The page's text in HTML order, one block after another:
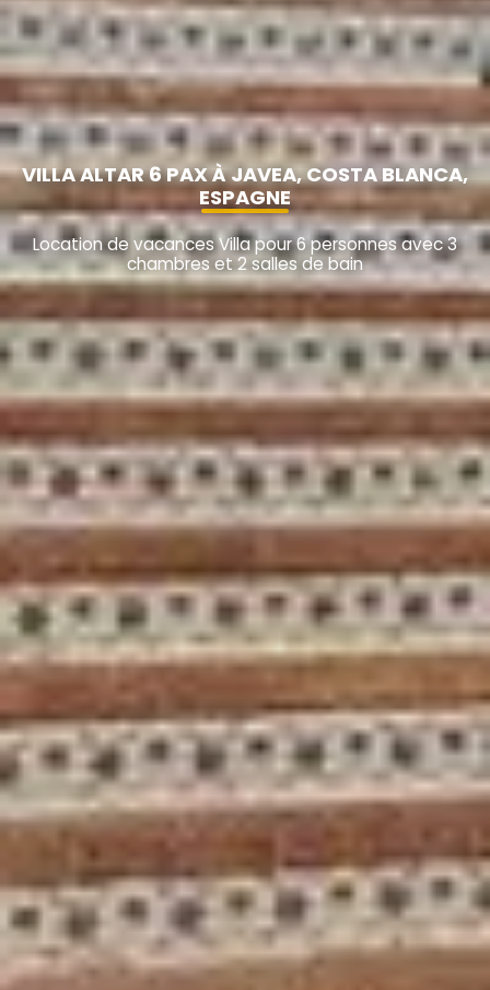
VILLA ALTAR 6 PAX À JAVEA, COSTA BLANCA,
ESPAGNE
Location de vacances Villa pour 6 personnes avec 3
chambres et 2 salles de bain